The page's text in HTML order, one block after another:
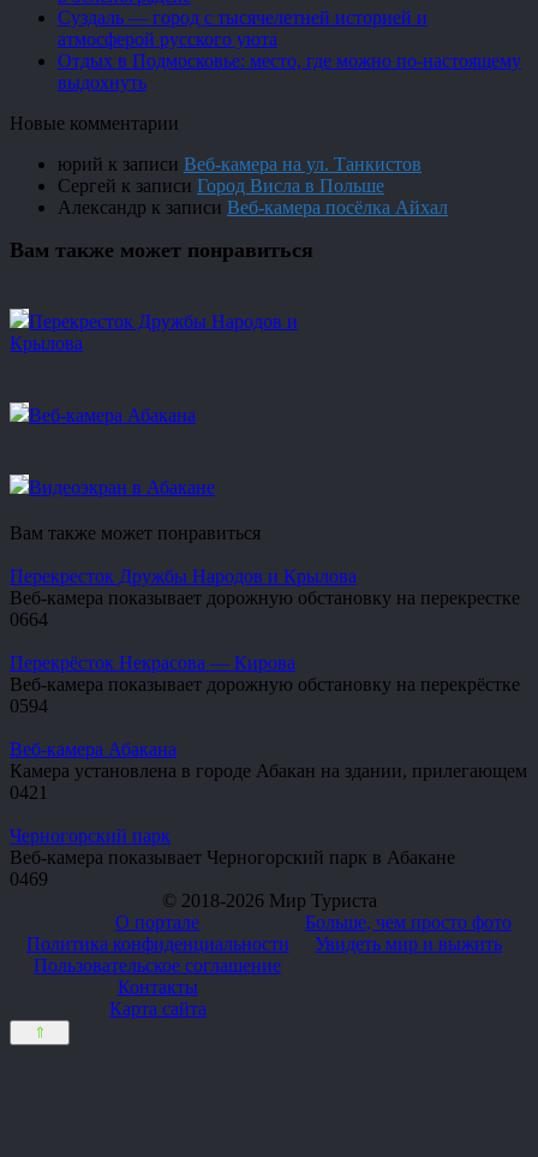
Суздаль — город с тысячелетней историей и
атмосферой русского уюта
Отдых в Подмосковье: место, где можно по-настоящему
выдохнуть
Новые комментарии
юрий к записи Веб-камера на ул. Танкистов
Сергей к записи Город Висла в Польше
Александр к записи Веб-камера посёлка Айхал
Вам также может понравиться
Перекресток Дружбы Народов и
Крылова
Веб-камера Абакана
Видеоэкран в Абакане
Вам также может понравиться
Перекресток Дружбы Народов и Крылова
Веб-камера показывает дорожную обстановку на перекрестке
0664
Перекрёсток Некрасова — Кирова
Веб-камера показывает дорожную обстановку на перекрёстке
0594
Веб-камера Абакана
Камера установлена в городе Абакан на здании, прилегающем
0421
Черногорский парк
Веб-камера показывает Черногорский парк в Абакане
0469
© 2018-2026 Мир Туриста
О портале
Политика конфиденциальности
Пользовательское соглашение
Контакты
Карта сайта
Больше, чем просто фото
Увидеть мир и выжить